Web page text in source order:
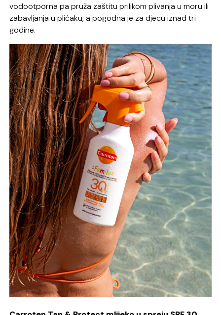
vodootporna pa pruža zaštitu prilikom plivanja u moru ili
zabavljanja u plićaku, a pogodna je za djecu iznad tri
godine.